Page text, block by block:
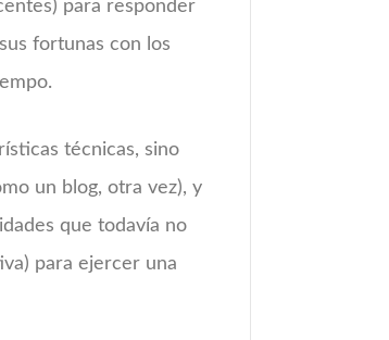
para responder
fortunas con los
técnicas, sino
un blog, otra vez), y
que todavía no
para ejercer una